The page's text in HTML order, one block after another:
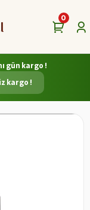
0
gün kargo !
kargo !